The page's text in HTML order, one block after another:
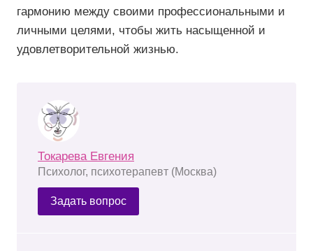
гармонию между своими профессиональными и
личными целями, чтобы жить насыщенной и
удовлетворительной жизнью.
Токарева Евгения
Психолог, психотерапевт (Москва)
Задать вопрос